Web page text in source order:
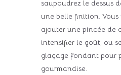
saupoudrez le dessus
une belle finition. Vous
ajouter une pincée de
intensifier le goût, ou
glaçage fondant pour
gourmandise.